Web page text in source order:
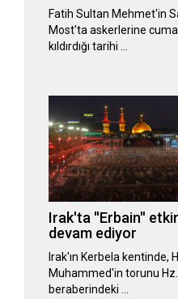
Fatih Sultan Mehmet'in
Most'ta askerlerine
kıldırdığı tarihi …
Irak'ta ''Erbain''
devam ediyor
Irak'ın Kerbela kentinde,
Muhammed'in torunu
beraberindeki …